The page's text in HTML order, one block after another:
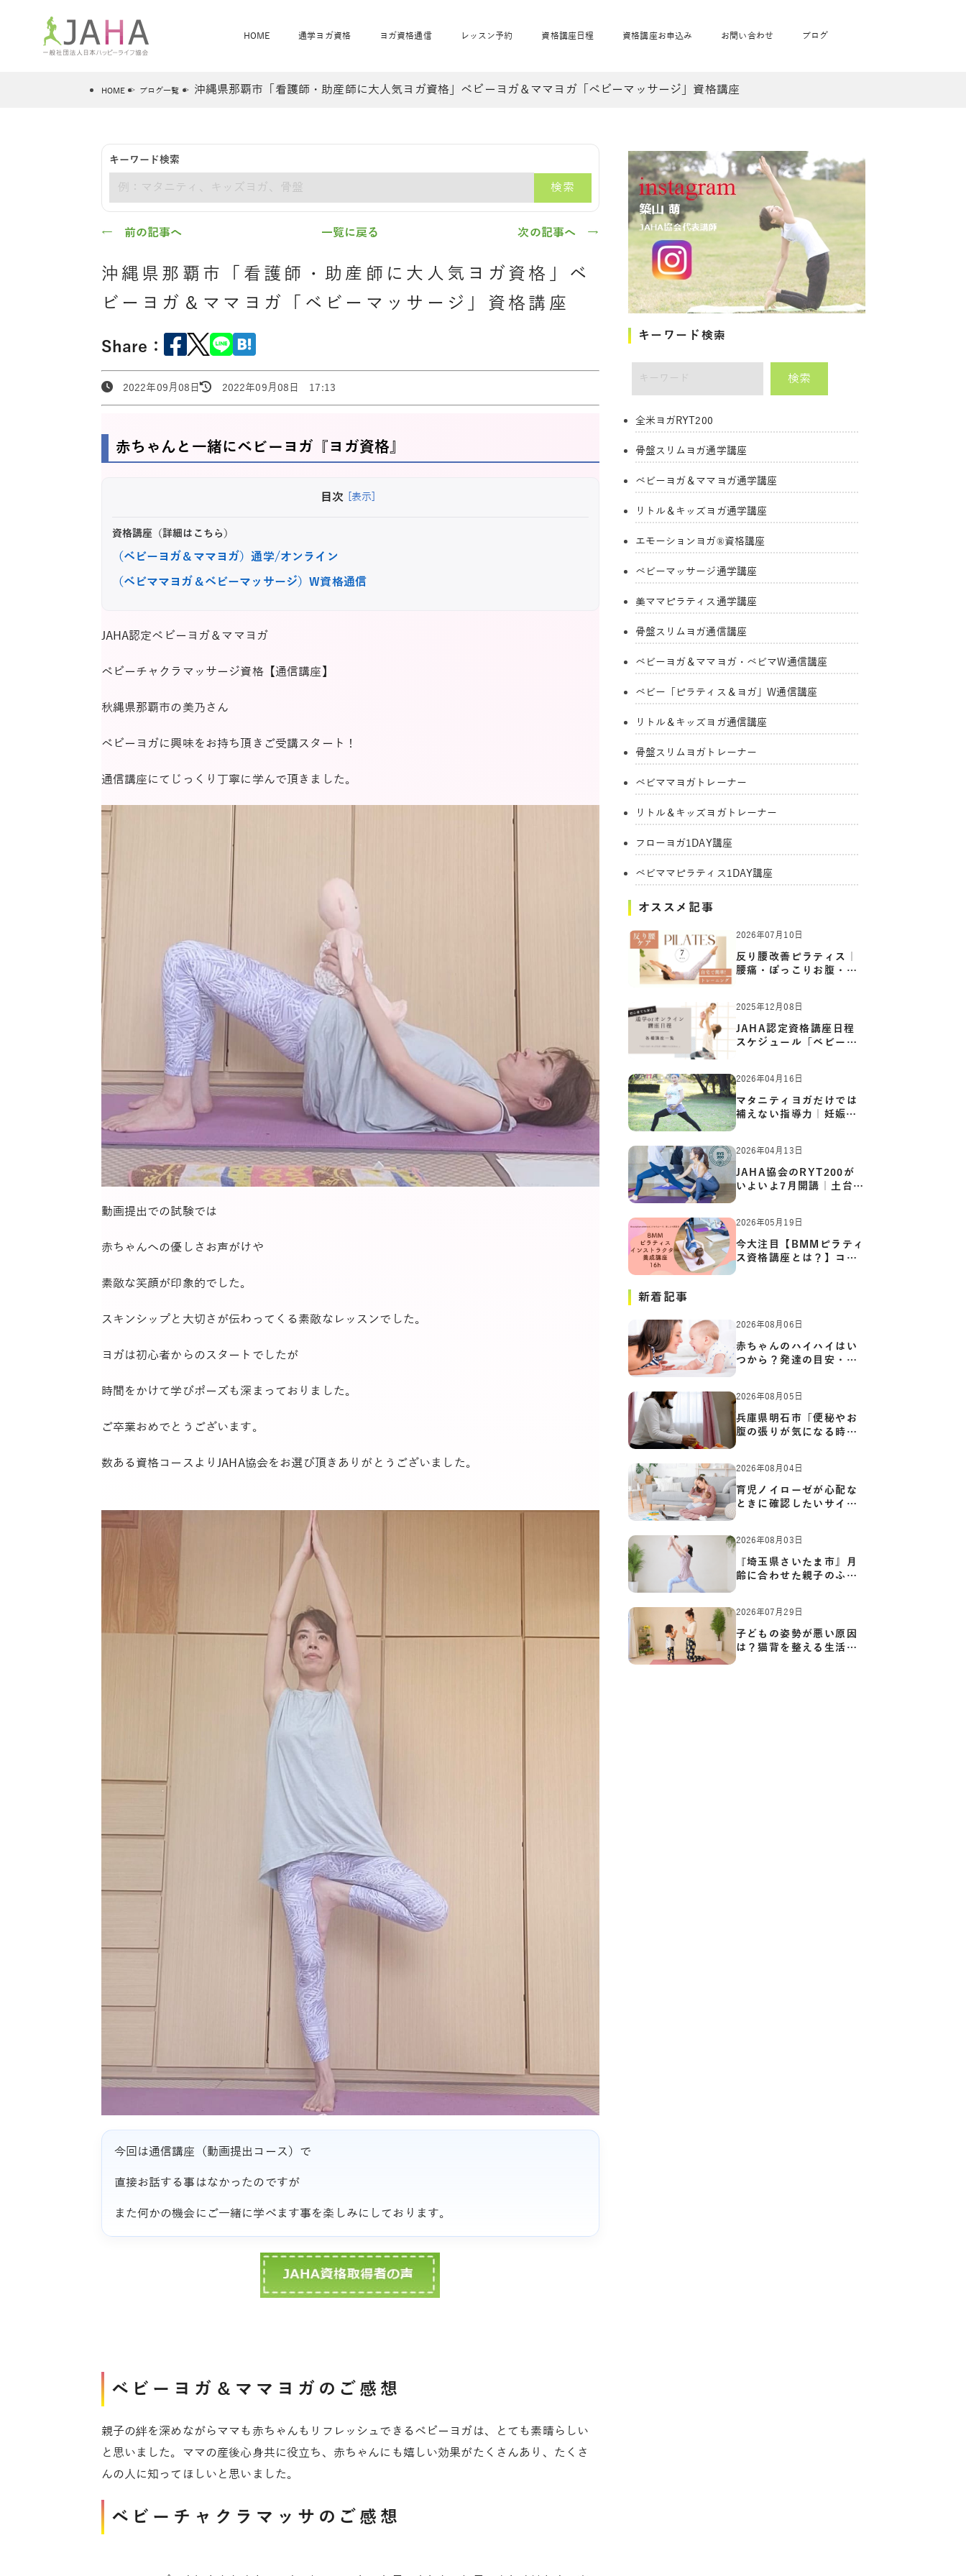
HOME
JAHAについて JAHAヨガスタジオ概要 直営校ブログ
通学ヨガ資格
JAHA資格講座一覧 卒業生の声 養成講座お申込み
リトル＆キッズヨガ通学
エモーションヨガ®通学
ベビーマッサージ通学
美ママピラティス通学
ヨガ資格通信
骨盤スリムヨガ®通信 ベビママヨガW通信 ベビー「ピラティス＆ヨガ」W通信 リトル＆キッズヨガ通信
レッスン予約
ヨガレッスンカレンダー オンラインヨガ詳細 出張ヨガ・オフィスヨガ
ベビママヨガ
ベビーチャクラマッサージ
JAHAnavi Lesson
資格講座日程
全米ヨガRYT200
骨盤スリムヨガ
®
オンライン講座
資格講座お申込み お問い合わせ ブログ
HOME ブログ一覧 沖縄県那覇市「看護師・助産師に大人気ヨガ資格」ベビーヨガ＆ママヨガ「ベビーマッサージ」資格講座
キーワード検索
検索
← 前の記事へ 一覧に戻る 次の記事へ →
沖縄県那覇市「看護師・助産師に大人気ヨガ資格」ベ
ビーヨガ＆ママヨガ「ベビーマッサージ」資格講座
Share：
2022年09月08日 2022年09月08日 17:13
赤ちゃんと一緒にベビーヨガ『ヨガ資格』
目次 [表示]
資格講座（詳細はこちら）
（ベビーヨガ＆ママヨガ）通学/オンライン
（ベビママヨガ＆ベビーマッサージ）W資格通信
JAHA認定ベビーヨガ＆ママヨガ
ベビーチャクラマッサージ資格【通信講座】
秋縄県那覇市の美乃さん
ベビーヨガに興味をお持ち頂きご受講スタート！
通信講座にてじっくり丁寧に学んで頂きました。
動画提出での試験では
赤ちゃんへの優しさお声がけや
素敵な笑顔が印象的でした。
スキンシップと大切さが伝わってくる素敵なレッスンでした。
ヨガは初心者からのスタートでしたが
時間をかけて学びポーズも深まっておりました。
ご卒業おめでとうございます。
数ある資格コースよりJAHA協会をお選び頂きありがとうございました。
今回は通信講座（動画提出コース）で
直接お話する事はなかったのですが
また何かの機会にご一緒に学べます事を楽しみにしております。
ベビーヨガ＆ママヨガのご感想
親子の絆を深めながらママも赤ちゃんもリフレッシュできるベビーヨガは、とても素晴らしい
と思いました。ママの産後心身共に役立ち、赤ちゃんにも嬉しい効果がたくさんあり、たくさ
んの人に知ってほしいと思いました。
ベビーチャクラマッサのご感想
キーワード検索
検索
全米ヨガRYT200
骨盤スリムヨガ通学講座
ベビーヨガ＆ママヨガ通学講座
リトル＆キッズヨガ通学講座
エモーションヨガ®資格講座
ベビーマッサージ通学講座
美ママピラティス通学講座
骨盤スリムヨガ通信講座
ベビーヨガ＆ママヨガ・ベビマW通信講座
ベビー「ピラティス＆ヨガ」W通信講座
リトル＆キッズヨガ通信講座
骨盤スリムヨガトレーナー
ベビママヨガトレーナー
リトル＆キッズヨガトレーナー
フローヨガ1DAY講座
ベビママピラティス1DAY講座
オススメ記事
2026年07月10日
反り腰改善ピラティス｜
腰痛・ぽっこりお腹・姿
2025年12月08日
JAHA認定資格講座日程
スケジュール「ベビーヨ
2026年04月16日
マタニティヨガだけでは
補えない指導力｜妊娠期
の体…
2026年04月13日
JAHA協会のRYT200が
いよいよ7月開講｜土台か
ら応用ま…
2026年05月19日
今大注目【BMMピラティ
ス資格講座とは？】コア
からカ…
新着記事
2026年08月06日
赤ちゃんのハイハイはい
つから？発達の目安・練
習方…
2026年08月05日
兵庫県明石市「便秘やお
腹の張りが気になる時に
知っ…
2026年08月04日
育児ノイローゼが心配な
ときに確認したいサイン
と心…
2026年08月03日
『埼玉県さいたま市』月
齢に合わせた親子のふれ
あい…
2026年07月29日
子どもの姿勢が悪い原因
は？猫背を整える生活習
慣と…